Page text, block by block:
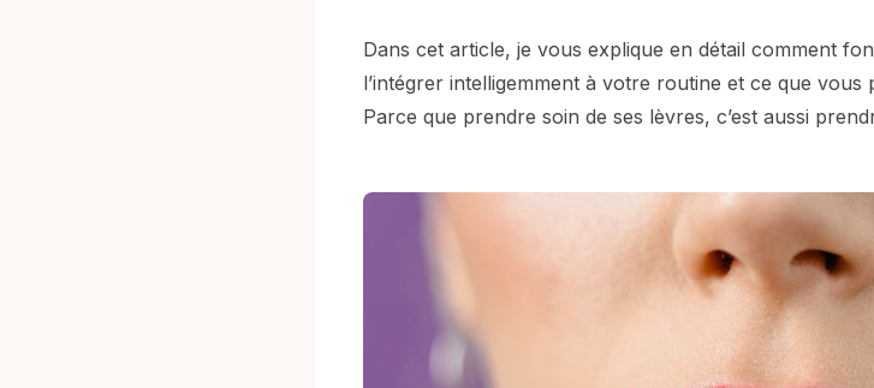
Dans cet article, je vous explique en détail comment
l’intégrer intelligemment à votre routine et ce que
Parce que prendre soin de ses lèvres, c’est aussi